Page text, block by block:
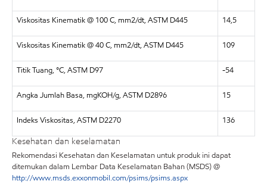
Viskositas Kinematik @ 100 C, mm2/dt, ASTM D445 14,5
Viskositas Kinematik @ 40 C, mm2/dt, ASTM D445 109
Titik Tuang, °C, ASTM D97 -54
Angka Jumlah Basa, mgKOH/g, ASTM D2896 15
Indeks Viskositas, ASTM D2270 136
Kesehatan dan keselamatan
Rekomendasi Kesehatan dan Keselamatan untuk produk ini dapat
ditemukan dalam Lembar Data Keselamatan Bahan (MSDS) @
http://www.msds.exxonmobil.com/psims/psims.aspx